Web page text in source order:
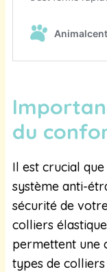
du
Il est crucial
système anti-
sécurité de
colliers
permettent une
types de